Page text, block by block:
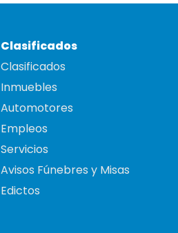
Clasificados
Clasificados
Inmuebles
Automotores
Empleos
Servicios
Avisos Fúnebres y Misas
Edictos